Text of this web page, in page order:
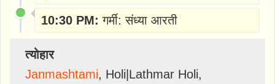
10:30 PM:गर्मी: संध्या आरती
त्योहार
Janmashtami, Holi|Lathmar Holi,